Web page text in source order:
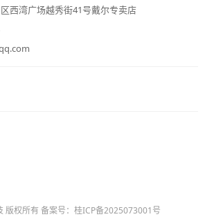
西湾广场越秀街41号戴尔专卖店
版权所有 备案号：桂ICP备2025073001号